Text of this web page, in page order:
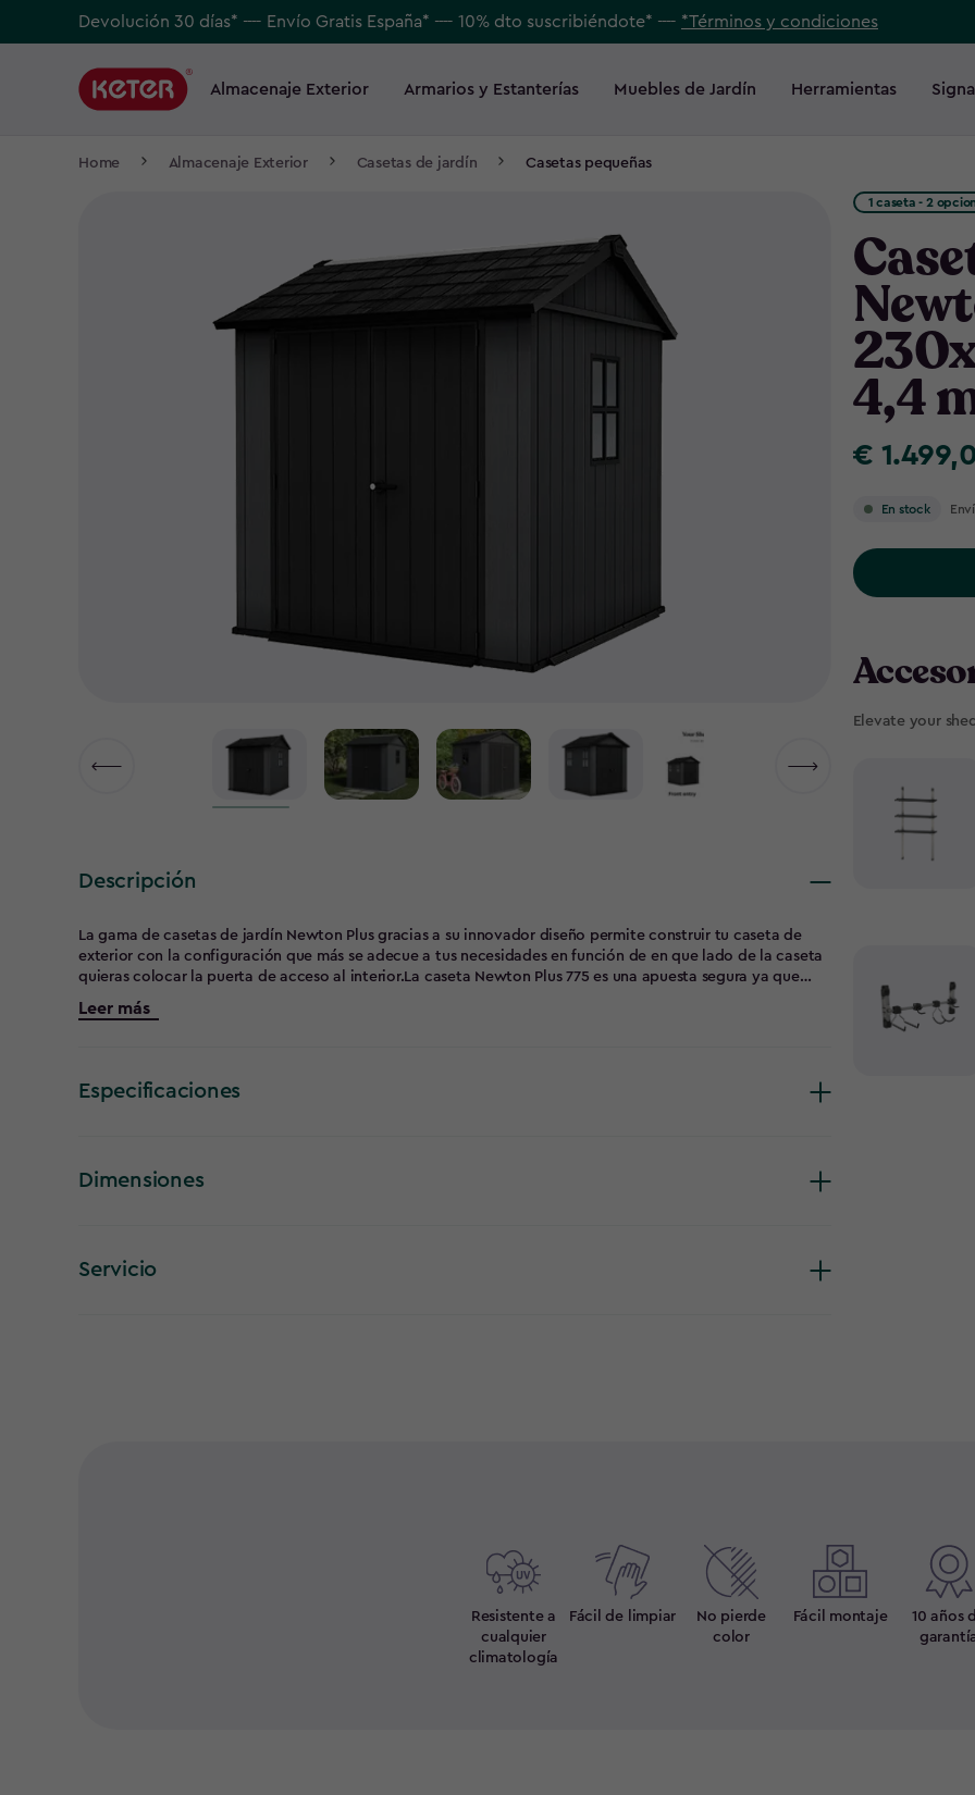
to
Devolución 30 días* ---- Envío Gratis España* ---- 10% dto suscribiéndote* ---- *Términos y condiciones
navigation
Almacenaje Exterior Armarios y Estanterías Muebles de Jardín Herramientas
Main
Home Almacenaje Exterior Casetas de jardín Casetas pequeñas
1 caseta - 2
4,4
€
€
En stock
Elevate your
Descripción
La gama de casetas de jardín Newton Plus gracias a su innovador diseño permite construir tu caseta de
exterior con la configuración que más se adecue a tus necesidades en función de en que lado de la caseta
quieras colocar la puerta de acceso al interior.La caseta Newton Plus 775 es una apuesta segura ya que
gracias a la tecnología EVOTECH™ se obtienen todas las ventajas estéticas de la madera real sin tener que
lidiar con sus inconvenientes. No pierde color, no se oxida, no se pela ni se pudre.Es una caseta de jardín
Leer más
Especificaciones
Dimensiones
Servicio
Resistente a
cualquier
climatología
Fácil de limpiar
No pierde
color
Fácil montaje
10 años